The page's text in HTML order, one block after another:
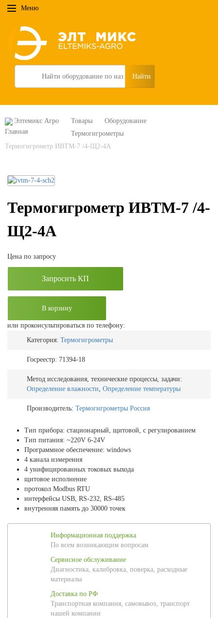
Меню
Search
Элтемикс Агро Товары
Оборудование
Термогигрометры
Термогигрометр ИВТМ-7 /4-Щ2-4А
Термогигрометр ИВТМ-7 /4-
Щ2-4А
Цена по запросу
Запросить КП
В корзину
или проконсультироваться по телефону:
Категория: Термогигрометры
Госреестр: 71394-18
Метод исследования, технические процессы, задачи:
Определение влажности, Определение температуры
Производитель: Термогигрометры Россия
Тип прибора: стационарный, щитовой, с регулированием
Тип питания: ~220V 6-24V
Программное обеспечение: windows
4 канала измерения
4 унифицированных токовых выхода
щитовое исполнение
протокол Modbus RTU
интерфейсы USB, RS-232, RS-485
внутренняя память до 30000 точек
Информационная поддержка
По всем возникающим вопросам
Сервисное обслуживание
Диагностика, калибровка, поверка, расходные
материалы
Доставка по РФ
Транспортная компания, самовывоз, транспорт
нашей компании